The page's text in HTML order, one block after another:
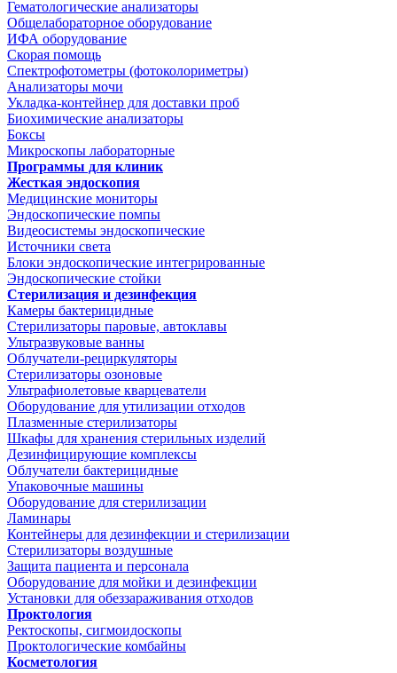
Гематологические анализаторы
Общелабораторное оборудование
ИФА оборудование
Скорая помощь
Спектрофотометры (фотоколориметры)
Анализаторы мочи
Укладка-контейнер для доставки проб
Биохимические анализаторы
Боксы
Микроскопы лабораторные
Программы для клиник
Жесткая эндоскопия
Медицинские мониторы
Эндоскопические помпы
Видеосистемы эндоскопические
Источники света
Блоки эндоскопические интегрированные
Эндоскопические стойки
Стерилизация и дезинфекция
Камеры бактерицидные
Стерилизаторы паровые, автоклавы
Ультразвуковые ванны
Облучатели-рециркуляторы
Стерилизаторы озоновые
Ультрафиолетовые кварцеватели
Оборудование для утилизации отходов
Плазменные стерилизаторы
Шкафы для хранения стерильных изделий
Дезинфицирующие комплексы
Облучатели бактерицидные
Упаковочные машины
Оборудование для стерилизации
Ламинары
Контейнеры для дезинфекции и стерилизации
Стерилизаторы воздушные
Защита пациента и персонала
Оборудование для мойки и дезинфекции
Установки для обеззараживания отходов
Проктология
Ректоскопы, сигмоидоскопы
Проктологические комбайны
Косметология